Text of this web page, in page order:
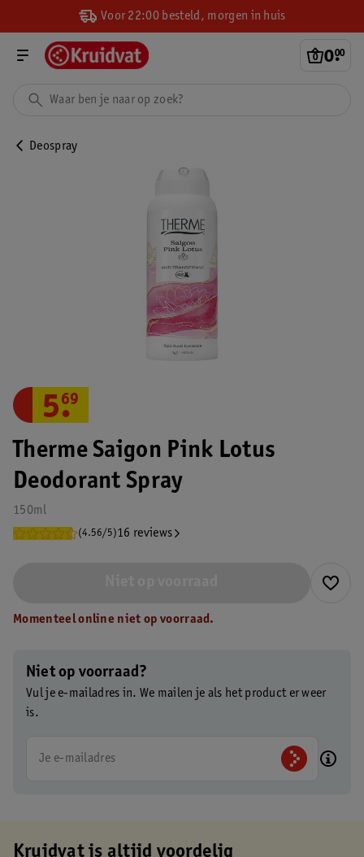
Voor 22:00 besteld, morgen in huis
0.
00
Deospray
Therme Saigon Pink Lotus
Deodorant Spray
150ml
(4.56/5)16 reviews
5.
69
Momenteel online niet op voorraad.
Niet op voorraad?
Vul je e-mailadres in. We mailen je als het product er weer
is.
Je e-mailadres
Kruidvat is altijd voordelig